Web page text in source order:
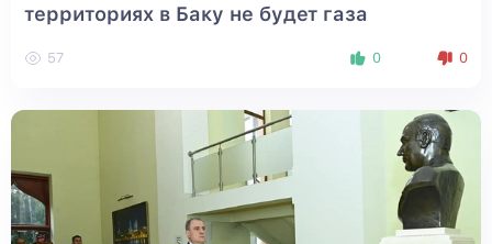
территориях в Баку не будет газа
57 0 0